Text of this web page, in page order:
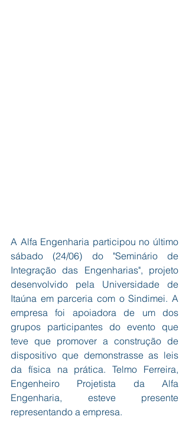
A Alfa Engenharia participou no último
sábado (24/06) do "Seminário de
Integração das Engenharias", projeto
desenvolvido pela Universidade de
Itaúna em parceria com o Sindimei. A
empresa foi apoiadora de um dos
grupos participantes do evento que
teve que promover a construção de
dispositivo que demonstrasse as leis
da física na prática. Telmo Ferreira,
Engenheiro Projetista da Alfa
Engenharia, esteve presente
representando a empresa.